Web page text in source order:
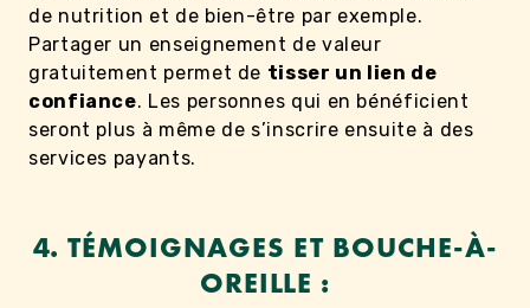
de nutrition et de bien-être par exemple.
Partager un enseignement de valeur
gratuitement permet de tisser un lien de
confiance. Les personnes qui en bénéficient
seront plus à même de s’inscrire ensuite à des
services payants.
4. TÉMOIGNAGES ET BOUCHE-À-
OREILLE :